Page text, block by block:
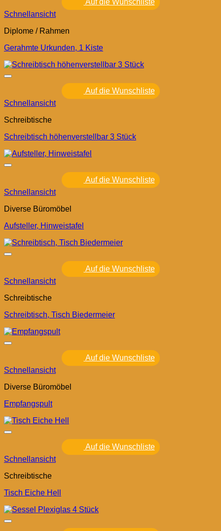
Auf die Wunschliste
Schnellansicht
Diplome / Rahmen
Gerahmte Urkunden, 1 Kiste
Auf die Wunschliste
Schnellansicht
Schreibtische
Schreibtisch höhenverstellbar 3 Stück
Auf die Wunschliste
Schnellansicht
Diverse Büromöbel
Aufsteller, Hinweistafel
Auf die Wunschliste
Schnellansicht
Schreibtische
Schreibtisch, Tisch Biedermeier
Auf die Wunschliste
Schnellansicht
Diverse Büromöbel
Empfangspult
Auf die Wunschliste
Schnellansicht
Schreibtische
Tisch Eiche Hell